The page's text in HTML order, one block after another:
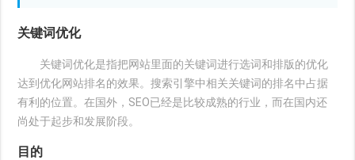
关键词优化
关键词优化是指把网站里面的关键词进行选词和排版的优化
达到优化网站排名的效果。搜索引擎中相关关键词的排名中占据
有利的位置。在国外，SEO已经是比较成熟的行业，而在国内还
尚处于起步和发展阶段。
目的